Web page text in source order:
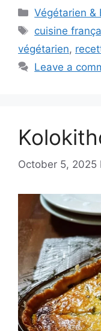
Categories
Végétarien &
Tags
cuisine
végétarien,
Leave a
October 5, 2025